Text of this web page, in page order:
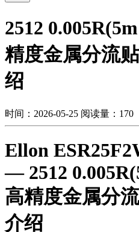
2512
精度金属分流
绍
时间：2026-05-25 阅读量：170
Ellon
— 2512
高精度金属分
介绍